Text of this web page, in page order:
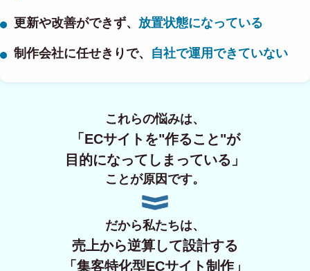
更新や改善ができず、 放置状態になっている
制作会社に任せきりで、 自社で運用できていない
これらの悩みは、
「ECサイトを"作ること"が
目的になってしまっている」
ことが原因です。
だから私たちは、
売上から逆算して設計する
「集客特化型ECサイト制作」